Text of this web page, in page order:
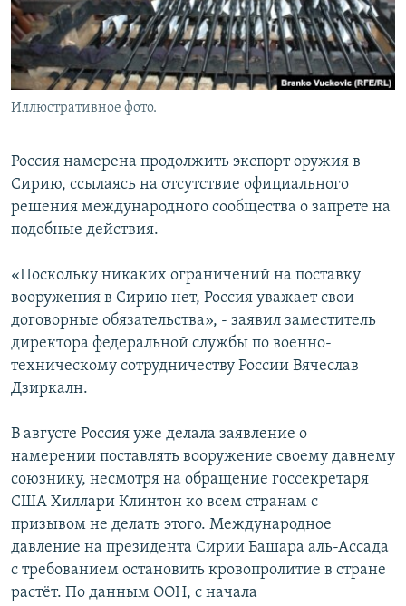
Иллюстративное фото.
Россия намерена продолжить экспорт оружия в
Сирию, ссылаясь на отсутствие официального
решения международного сообщества о запрете на
подобные действия.
«Поскольку никаких ограничений на поставку
вооружения в Сирию нет, Россия уважает свои
договорные обязательства», - заявил заместитель
директора федеральной службы по военно-
техническому сотрудничеству России Вячеслав
Дзиркалн.
В августе Россия уже делала заявление о
намерении поставлять вооружение своему давнему
союзнику, несмотря на обращение госсекретаря
США Хиллари Клинтон ко всем странам с
призывом не делать этого. Международное
давление на президента Сирии Башара аль-Ассада
с требованием остановить кровопролитие в стране
растёт. По данным ООН, с начала